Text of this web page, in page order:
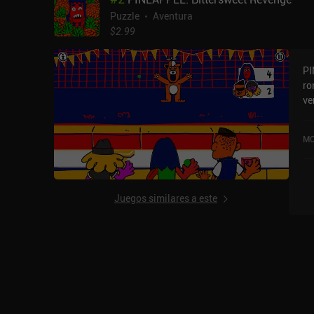
Puzzle
Aventura
$2.99
Juegos similares a este